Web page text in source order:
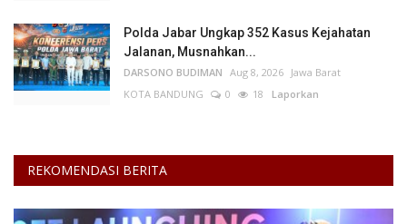
Polda Jabar Ungkap 352 Kasus Kejahatan
Jalanan, Musnahkan...
DARSONO BUDIMAN Aug 8, 2026 Jawa Barat
KOTA BANDUNG
0 18 Laporkan
REKOMENDASI BERITA